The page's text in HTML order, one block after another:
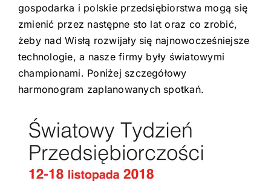
gospodarka i polskie przedsiębiorstwa mogą się
zmienić przez następne sto lat oraz co zrobić,
żeby nad Wisłą rozwijały się najnowocześniejsze
technologie, a nasze firmy były światowymi
championami. Poniżej szczegółowy
harmonogram zaplanowanych spotkań.